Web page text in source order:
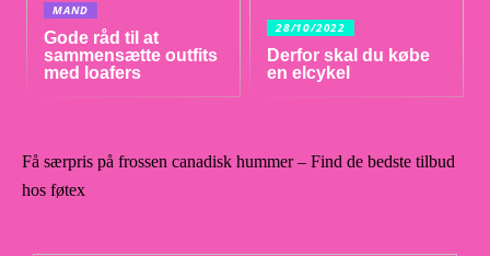
MAND
Gode råd til at
sammensætte outfits
med loafers
28/10/2022
Derfor skal du købe
en elcykel
Få særpris på frossen canadisk hummer – Find de bedste tilbud
hos føtex